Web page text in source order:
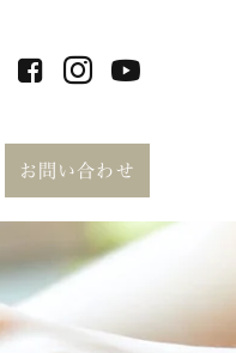
お問い合わせ